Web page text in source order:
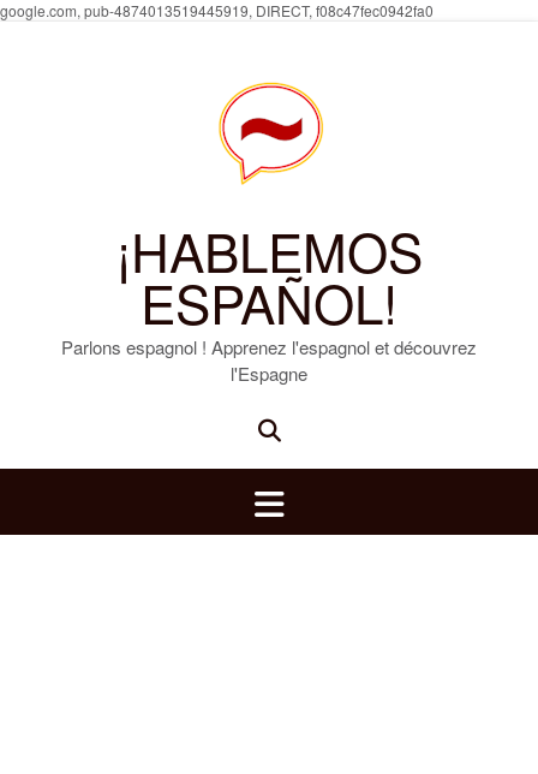
google.com, pub-4874013519445919, DIRECT, f08c47fec0942fa0
¡HABLEMOS
ESPAÑOL!
Parlons espagnol ! Apprenez l'espagnol et découvrez
l'Espagne